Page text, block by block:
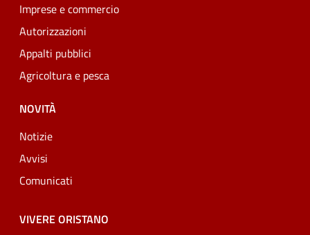
Imprese e commercio
Autorizzazioni
Appalti pubblici
Agricoltura e pesca
NOVITÀ
Notizie
Avvisi
Comunicati
VIVERE ORISTANO